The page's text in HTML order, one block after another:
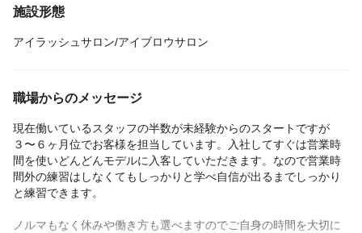
施設形態
アイラッシュサロン/アイブロウサロン
職場からのメッセージ
現在働いているスタッフの半数が未経験からのスタートですが
３〜６ヶ月位でお客様を担当しています。入社してすぐは営業時
間を使いどんどんモデルに入客していただきます。なので営業時
間外の練習はしなくてもしっかりと学べ自信が出るまでしっかり
と練習できます。
ノルマもなく休みや働き方も選べますのでご自身の時間を大切に